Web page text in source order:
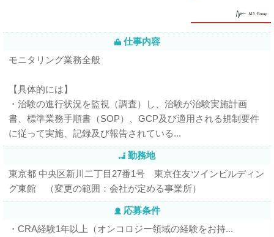
仕事内容
モニタリング業務全般
【具体的には】
・治験の進行状況を監視（調査）し、治験が治験実施計画
書、標準業務手順書（SOP）、GCP及び適用される規制要件
に従って実施、記録及び報告されている...
勤務地
東京都 中央区新川二丁目27番1号 東京住友ツインビルディン
グ東館 （変更の範囲：会社が定める事業所）
応募条件
・CRA経験1年以上（オンコロジー領域の経験をお持...